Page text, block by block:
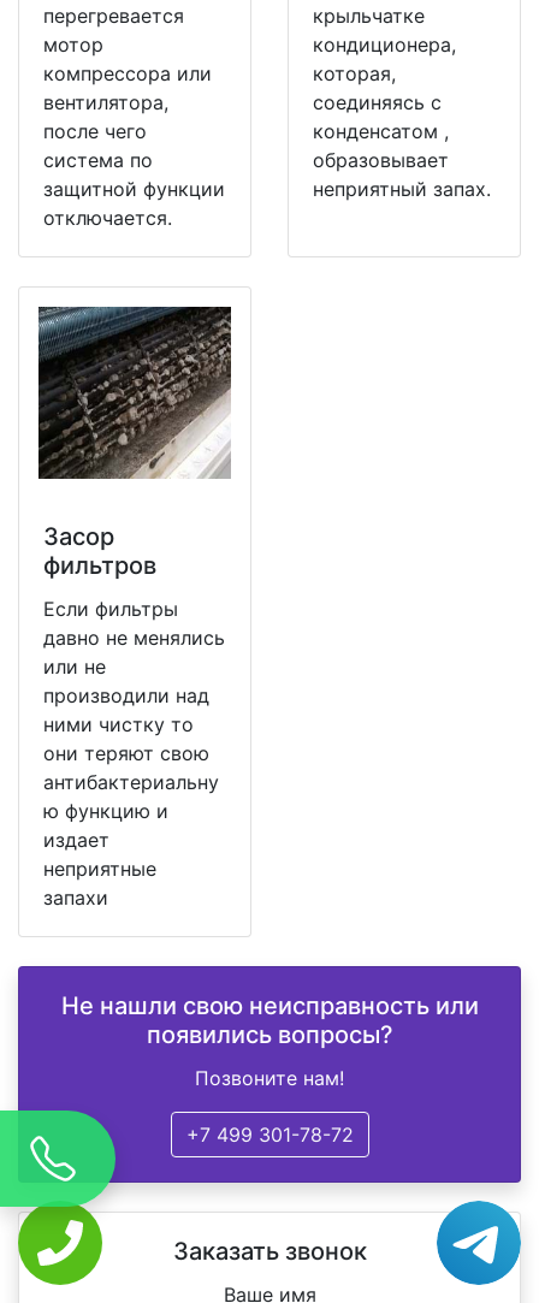
перегревается
мотор
компрессора или
вентилятора,
после чего
система по
защитной функции
отключается.
крыльчатке
кондиционера,
которая,
соединяясь с
конденсатом ,
образовывает
неприятный запах.
Засор
фильтров
Если фильтры
давно не менялись
или не
производили над
ними чистку то
они теряют свою
антибактериальну
ю функцию и
издает
неприятные
запахи
Не нашли свою неисправность или
появились вопросы?
Позвоните нам!
+7 499 301-78-72
Заказать звонок
Ваше имя